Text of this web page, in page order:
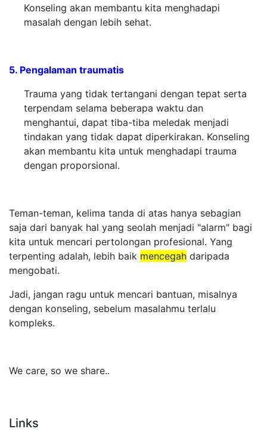
Konseling akan membantu kita menghadapi
masalah dengan lebih sehat.
5. Pengalaman traumatis
Trauma yang tidak tertangani dengan tepat serta
terpendam selama beberapa waktu dan
menghantui, dapat tiba-tiba meledak menjadi
tindakan yang tidak dapat diperkirakan. Konseling
akan membantu kita untuk menghadapi trauma
dengan proporsional.
Teman-teman, kelima tanda di atas hanya sebagian
saja dari banyak hal yang seolah menjadi "alarm" bagi
kita untuk mencari pertolongan profesional. Yang
terpenting adalah, lebih baik mencegah daripada
mengobati.
Jadi, jangan ragu untuk mencari bantuan, misalnya
dengan konseling, sebelum masalahmu terlalu
kompleks.
We care, so we share..
Links